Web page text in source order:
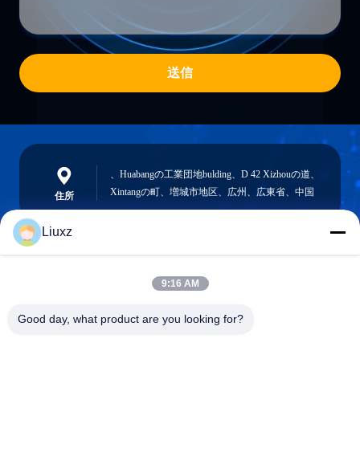
送信
住所
、Huabangの工業団地bulding、D 42 Xizhouの道、
Xintangの町、増城市地区、広州、広東省、中国
liuxz@wyatm.com
Liuxz
9:16 AM
Good day, what product are you looking for?